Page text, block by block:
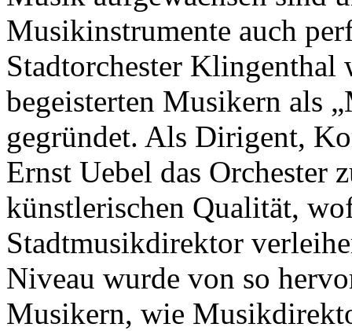
Musikinstrumente auch
Stadtorchester
begeisterten Musikern als
gegründet. Als Dirigent,
Ernst Uebel das Orchester
künstlerischen Qualität,
Stadtmusikdirektor
Niveau wurde von so
Musikern, wie